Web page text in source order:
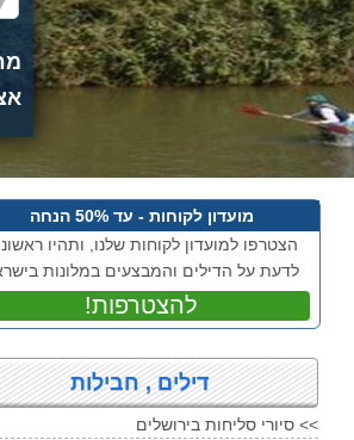
מועדון לקוחות - עד 50% הנחה
הצטרפו למועדון לקוחות שלנו, ותהיו
לדעת על הדילים והמבצעים במלונות
!להצטרפות
דילים , חבילות
סיורי סליחות בירושלים <<